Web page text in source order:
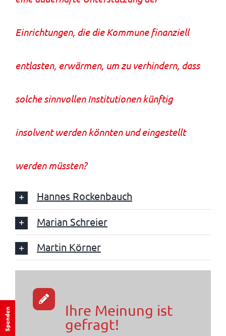
Einrichtungen, die die Kommune finanziell
entlasten, erwärmen, um zu verhindern, dass
solche sinnvollen Institutionen künftig
insolvent werden könnten und eingestellt
werden müssten?
Hannes Rockenbauch
Marian Schreier
Martin Körner
Ihre Meinung ist
gefragt!
Spenden